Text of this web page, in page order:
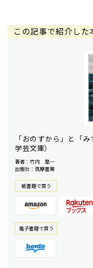
この記事で紹介した
「おのずから」と「
学芸文庫）
著者：竹内 整一
出版社：筑摩書房
紙書籍で買う
電⼦書籍で買う